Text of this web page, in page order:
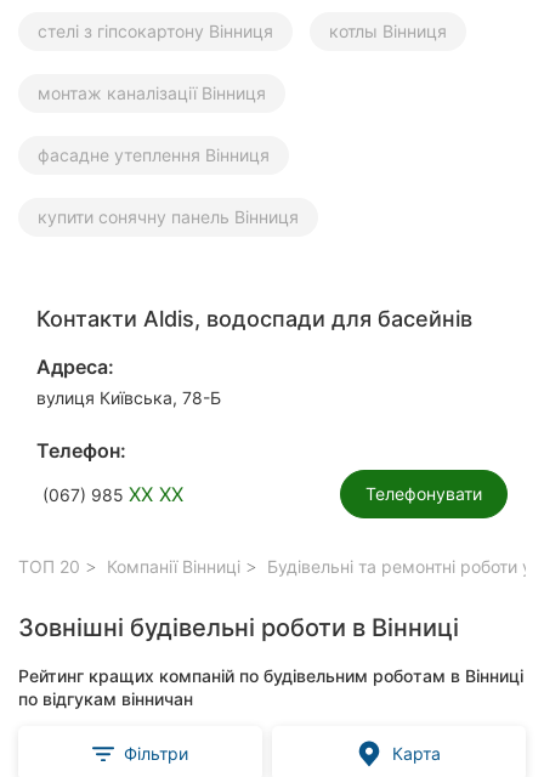
стелі з гіпсокартону Вінниця котлы Вінниця
монтаж каналізації Вінниця
фасадне утеплення Вінниця
купити сонячну панель Вінниця
Контакти Aldis, водоспади для басейнів
Адреса:
вулиця Київська, 78-Б
Телефон:
(067) 985 XX XX Телефонувати
ТОП 20 Компанії Вінниці Будівельні та ремонтні роботи у
Зовнішні будівельні роботи в Вінниці
Рейтинг кращих компаній по будівельним роботам в Вінниці
по відгукам вінничан
Фільтри Карта